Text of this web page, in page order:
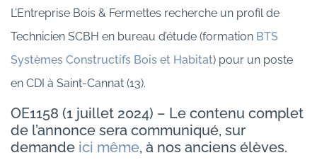
L’Entreprise Bois & Fermettes recherche un profil de
Technicien SCBH en bureau d’étude (formation BTS
Systèmes Constructifs Bois et Habitat) pour un poste
en CDI à Saint-Cannat (13).
OE1158 (1 juillet 2024) – Le contenu complet
de l’annonce sera communiqué, sur
demande ici même, à nos anciens élèves.